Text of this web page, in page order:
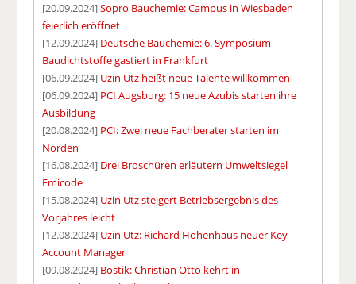
[20.09.2024]Sopro Bauchemie: Campus in Wiesbaden
feierlich eröffnet
[12.09.2024] Deutsche Bauchemie: 6. Symposium
Baudichtstoffe gastiert in Frankfurt
[06.09.2024] Uzin Utz heißt neue Talente willkommen
[06.09.2024] PCI Augsburg: 15 neue Azubis starten ihre
Ausbildung
[20.08.2024] PCI: Zwei neue Fachberater starten im
Norden
[16.08.2024] Drei Broschüren erläutern Umweltsiegel
Emicode
[15.08.2024] Uzin Utz steigert Betriebsergebnis des
Vorjahres leicht
[12.08.2024] Uzin Utz: Richard Hohenhaus neuer Key
Account Manager
[09.08.2024] Bostik: Christian Otto kehrt in